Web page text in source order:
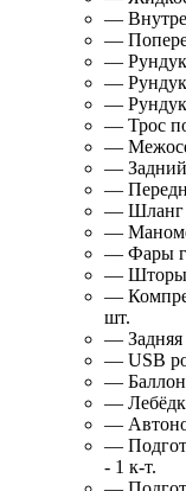
—
—
— Рундук
—
— Рундук
— Трос
—
— Задний
—
— Шланг
—
— Фары
— Шторы
—
шт.
— Задняя
— USB
—
—
—
—
- 1 к-т.